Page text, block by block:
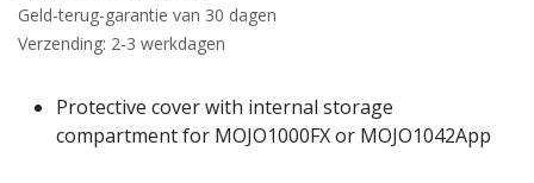
Geld-terug-garantie van 30 dagen
Verzending: 2-3 werkdagen
Protective cover with internal storage
compartment for MOJO1000FX or MOJO1042App